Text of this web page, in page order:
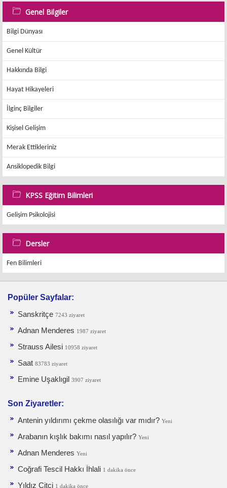
Genel Bilgiler
Bilgi Dünyası
Genel Kültür
Hakkında Bilgi
Hayat Hikayeleri
İlginç Bilgiler
Kişisel Gelişim
Merak Ettikleriniz
Ansiklopedik Bilgi
KPSS Eğitim Bilimleri
Gelişim Psikolojisi
Dersler
Fen Bilimleri
Popüler Sayfalar:
Sanskritçe 7243 ziyaret
Adnan Menderes 1987 ziyaret
Strauss Ailesi 10958 ziyaret
Saat 83783 ziyaret
Emine Uşaklıgil 3907 ziyaret
Son Ziyaretler:
Antenin yıldırımı çekme olasılığı var mıdır? Yeni
Arabanın kışlık bakımı nasıl yapılır? Yeni
Adnan Menderes Yeni
Coğrafi Tescil Hakkı İhlali 1 dakika önce
Yıldız Çitçi 1 dakika önce